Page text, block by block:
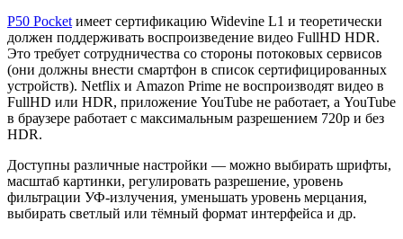
P50 Pocket имеет сертификацию Widevine L1 и теоретически
должен поддерживать воспроизведение видео FullHD HDR.
Это требует сотрудничества со стороны потоковых сервисов
(они должны внести смартфон в список сертифицированных
устройств). Netflix и Amazon Prime не воспроизводят видео в
FullHD или HDR, приложение YouTube не работает, а YouTube
в браузере работает с максимальным разрешением 720p и без
HDR.
Доступны различные настройки — можно выбирать шрифты,
масштаб картинки, регулировать разрешение, уровень
фильтрации УФ-излучения, уменьшать уровень мерцания,
выбирать светлый или тёмный формат интерфейса и др.